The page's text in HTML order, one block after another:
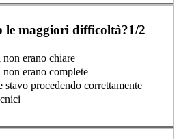
le maggiori difficoltà?1/2
erano chiare
erano complete
procedendo correttamente